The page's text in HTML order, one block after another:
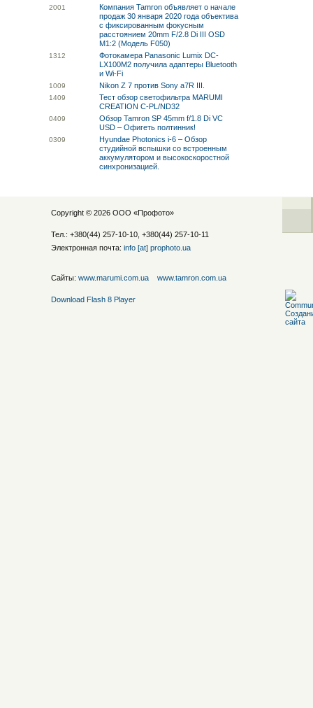
2001
Компания Tamron объявляет о начале
продаж 30 января 2020 года объектива
с фиксированным фокусным
расстоянием 20mm F/2.8 Di III OSD
M1:2 (Модель F050)
1312
Фотокамера Panasonic Lumix DC-
LX100M2 получила адаптеры Bluetooth
и Wi-Fi
1009 Nikon Z 7 против Sony a7R III.
1409
Тест обзор светофильтра MARUMI
CREATION C-PL/ND32
0409
Обзор Tamron SP 45mm f/1.8 Di VC
USD – Офигеть полтинник!
0309
Hyundae Photonics i-6 – Обзор
студийной вспышки со встроенным
аккумулятором и высокоскоростной
синхронизацией.
Copyright © 2026 ООО «Профото»
Тел.: +380(44) 257-10-10, +380(44) 257-10-11
Электронная почта: info [at] prophoto.ua
Сайты: www.marumi.com.ua www.tamron.com.ua
Download Flash 8 Player